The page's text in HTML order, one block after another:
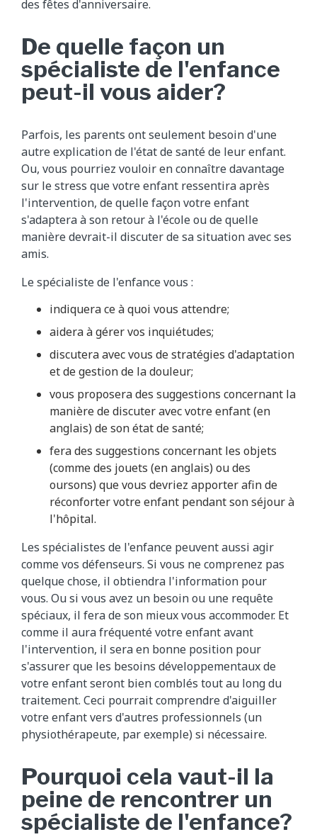
des fêtes d'anniversaire.
De quelle façon un
spécialiste de l'enfance
peut-il vous aider?
Parfois, les parents ont seulement besoin d'une
autre explication de l'état de santé de leur enfant.
Ou, vous pourriez vouloir en connaître davantage
sur le stress que votre enfant ressentira après
l'intervention, de quelle façon votre enfant
s'adaptera à son retour à l'école ou de quelle
manière devrait-il discuter de sa situation avec ses
amis.
Le spécialiste de l'enfance vous :
indiquera ce à quoi vous attendre;
aidera à gérer vos inquiétudes;
discutera avec vous de stratégies d'adaptation
et de gestion de la douleur;
vous proposera des suggestions concernant la
manière de discuter avec votre enfant (en
anglais) de son état de santé;
fera des suggestions concernant les objets
(comme des jouets (en anglais) ou des
oursons) que vous devriez apporter afin de
réconforter votre enfant pendant son séjour à
l'hôpital.
Les spécialistes de l'enfance peuvent aussi agir
comme vos défenseurs. Si vous ne comprenez pas
quelque chose, il obtiendra l'information pour
vous. Ou si vous avez un besoin ou une requête
spéciaux, il fera de son mieux vous accommoder. Et
comme il aura fréquenté votre enfant avant
l'intervention, il sera en bonne position pour
s'assurer que les besoins développementaux de
votre enfant seront bien comblés tout au long du
traitement. Ceci pourrait comprendre d'aiguiller
votre enfant vers d'autres professionnels (un
physiothérapeute, par exemple) si nécessaire.
Pourquoi cela vaut-il la
peine de rencontrer un
spécialiste de l'enfance?